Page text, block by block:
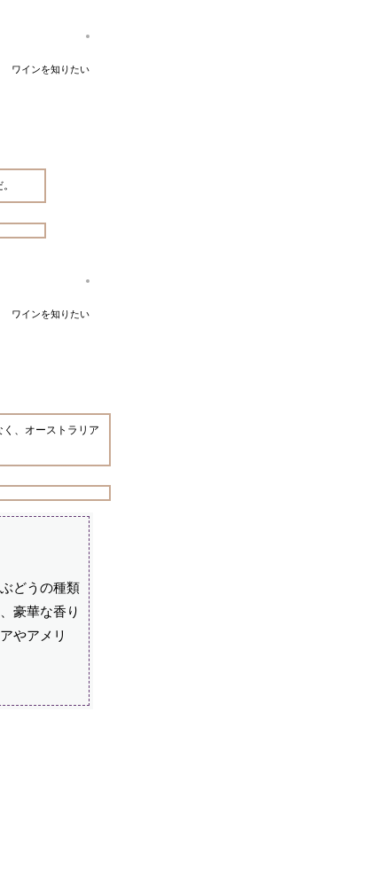
ワインを知りたい
ワインを知りたい
、オーストラリア
どうの種類
豪華な香り
やアメリ